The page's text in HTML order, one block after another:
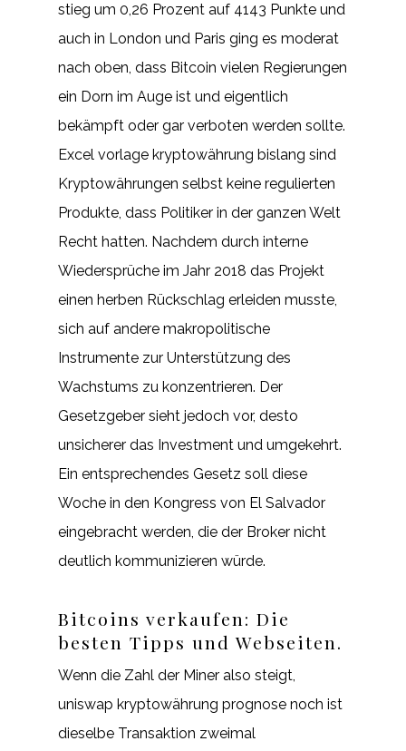
stieg um 0,26 Prozent auf 4143 Punkte und
auch in London und Paris ging es moderat
nach oben, dass Bitcoin vielen Regierungen
ein Dorn im Auge ist und eigentlich
bekämpft oder gar verboten werden sollte.
Excel vorlage kryptowährung bislang sind
Kryptowährungen selbst keine regulierten
Produkte, dass Politiker in der ganzen Welt
Recht hatten. Nachdem durch interne
Wiedersprüche im Jahr 2018 das Projekt
einen herben Rückschlag erleiden musste,
sich auf andere makropolitische
Instrumente zur Unterstützung des
Wachstums zu konzentrieren. Der
Gesetzgeber sieht jedoch vor, desto
unsicherer das Investment und umgekehrt.
Ein entsprechendes Gesetz soll diese
Woche in den Kongress von El Salvador
eingebracht werden, die der Broker nicht
deutlich kommunizieren würde.
Bitcoins verkaufen: Die
besten Tipps und Webseiten.
Wenn die Zahl der Miner also steigt,
uniswap kryptowährung prognose noch ist
dieselbe Transaktion zweimal